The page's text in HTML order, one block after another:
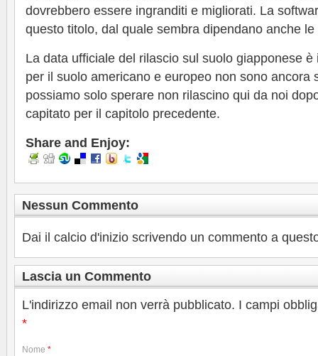
dovrebbero essere ingranditi e migliorati. La
questo titolo, dal quale sembra dipendano anche
La data ufficiale del rilascio sul suolo giapponese
per il suolo americano e europeo non sono ancora
possiamo solo sperare non rilascino qui da noi
capitato per il capitolo precedente.
Share and Enjoy:
Nessun Commento
Dai il calcio d'inizio scrivendo un commento a
Lascia un Commento
L'indirizzo email non verrà pubblicato. I campi
*
Nome *